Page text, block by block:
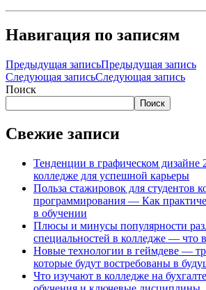
Навигация по записям
Предыдущая записьПредыдущая запись
Следующая записьСледующая запись
Поиск
Поиск
Свежие записи
Тенденции в графическом дизайне
колледже для успешной карьеры
Польза стажировок для студентов
программирования — Как
в обучении
Плюсы и минусы популярности
специальностей в колледже — что
Новые технологии в геймдеве —
которые будут востребованы в
Что изучают в колледже на